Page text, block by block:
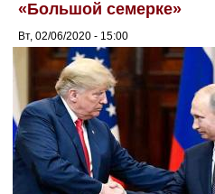
«Большой семерке»
Вт, 02/06/2020 - 15:00